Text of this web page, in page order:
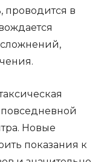
проводится в
повседневной
Новые
показания к